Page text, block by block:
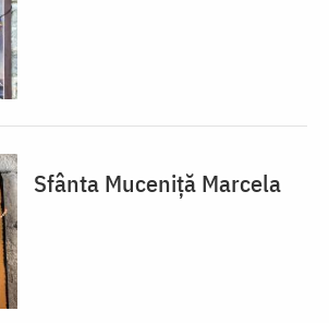
Sfânta Muceniță Marcela